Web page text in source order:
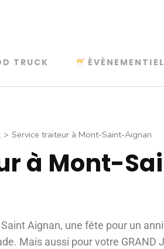
TRUCK ÉVÈNEMENTIEL
> Service traiteur à Mont-Saint-Aignan
à Mont-
Aignan, une fête pour un
Mais aussi pour votre GRAND